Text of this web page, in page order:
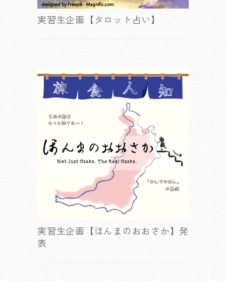
実習生企画【タロット占い】
実習生企画【ほんまのおおさか】発
表